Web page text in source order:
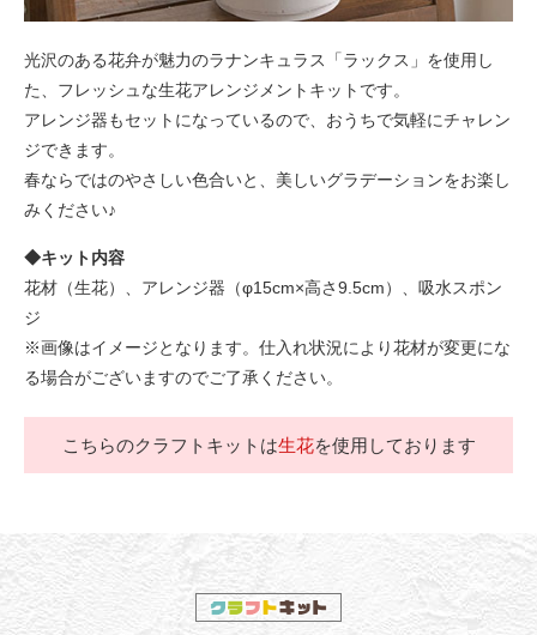
光沢のある花弁が魅力のラナンキュラス「ラックス」を使用し
た、フレッシュな生花アレンジメントキットです。
アレンジ器もセットになっているので、おうちで気軽にチャレン
ジできます。
春ならではのやさしい色合いと、美しいグラデーションをお楽し
みください♪
◆キット内容
花材（生花）、アレンジ器（φ15cm×高さ9.5cm）、吸水スポン
ジ
※画像はイメージとなります。仕入れ状況により花材が変更にな
る場合がございますのでご了承ください。
こちらのクラフトキットは生花を使用しております